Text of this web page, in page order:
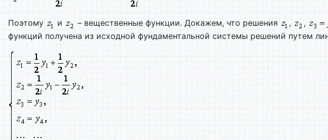
Поэтому и – вещественные функции. Докажем, что решения , ,
функций получена из исходной фундаментальной системы решений путем